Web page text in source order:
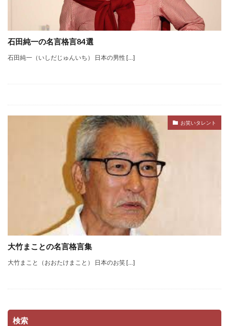
石田純一の名言格言84選
石田純一（いしだじゅんいち） 日本の男性 […]
お笑いタレント
大竹まことの名言格言集
大竹まこと（おおたけまこと） 日本のお笑 […]
検索